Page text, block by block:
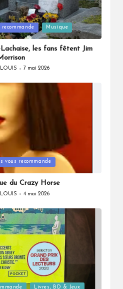
Musique
les fans fêtent Jim
7 mai 2026
vous recommande
du Crazy Horse
4 mai 2026
Livres, BD & Jeux